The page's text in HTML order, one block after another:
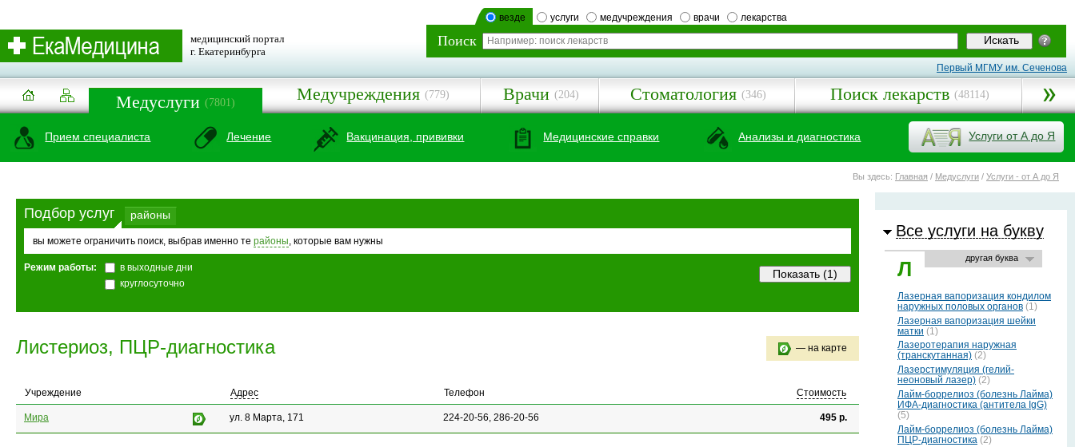
везде услуги медучреждения врачи лекарства
Поиск
медицинский портал
г. Екатеринбурга
Первый МГМУ им. Сеченова
Медуслуги (7801) Медучреждения (779) Врачи (204) Стоматология (346) Поиск лекарств (48114)
Прием специалиста Лечение Вакцинация, прививки Медицинские справки Анализы и диагностика Услуги от А до Я
Вы здесь: Главная / Медуслуги / Услуги - от А до Я
Все услуги на букву
другая буква
Л
Лазерная вапоризация кондилом
наружных половых органов (1)
Лазерная вапоризация шейки
матки (1)
Лазеротерапия наружная
(транскутанная) (2)
Лазерстимуляция (гелий-
неоновый лазер) (2)
Лайм-боррелиоз (болезнь Лайма)
ИФА-диагностика (антитела IgG)
(5)
Лайм-боррелиоз (болезнь Лайма)
ПЦР-диагностика (2)
Подбор услуг районы
вы можете ограничить поиск, выбрав именно те районы, которые вам нужны
Режим работы:
в выходные дни
круглосуточно
— на карте
Листериоз, ПЦР-диагностика
Учреждение Адрес Телефон Стоимость
Мира ул. 8 Марта, 171 224-20-56, 286-20-56 495 р.